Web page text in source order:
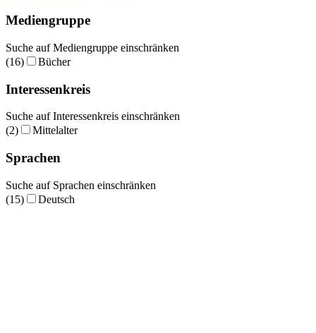
Mediengruppe
Suche auf Mediengruppe einschränken
(16)
Bücher
Interessenkreis
Suche auf Interessenkreis einschränken
(2)
Mittelalter
Sprachen
Suche auf Sprachen einschränken
(15)
Deutsch